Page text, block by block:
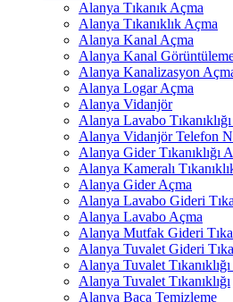
Alanya Tıkanık Açma
Alanya Tıkanıklık Açma
Alanya Kanal Açma
Alanya Kanal
Alanya Kanalizasyon
Alanya Logar Açma
Alanya Vidanjör
Alanya Lavabo
Alanya Vidanjör Telefon
Alanya Gider Tıkanıklığı
Alanya Kameralı
Alanya Gider Açma
Alanya Lavabo Gideri
Alanya Lavabo Açma
Alanya Mutfak Gideri
Alanya Tuvalet Gideri
Alanya Tuvalet
Alanya Tuvalet Tıkanıklığı
Alanya Baca Temizleme